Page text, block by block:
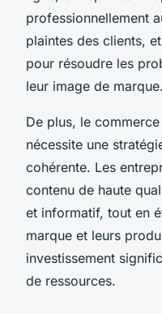
professionnellement
plaintes des clients,
pour résoudre les
leur image de marque.
De plus, le
nécessite une
cohérente. Les
contenu de haute
et informatif, tout en
marque et leurs
investissement
de ressources.